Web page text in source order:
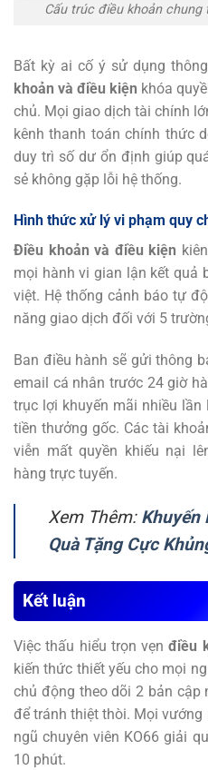
Cấu trúc điều khoản
Bất kỳ ai cố ý sử dụng
khoản và điều kiện khóa
chủ. Mọi giao dịch tài chính
kênh thanh toán chính thức
duy trì số dư ổn định giúp
sẻ không gặp lỗi hệ thống.
Hình thức xử lý vi phạm quy
Điều khoản và điều kiện
mọi hành vi gian lận kết quả
việt. Hệ thống cảnh báo tự
năng giao dịch đối với 5
Ban điều hành sẽ gửi thông
email cá nhân trước 24 giờ
trục lợi khuyến mãi nhiều
tiền thưởng gốc. Các tài
viễn mất quyền khiếu nại
hàng trực tuyến.
Xem Thêm: Khuyến
Quà Tặng Cực
Kết luận
Việc thấu hiểu trọn vẹn điều
kiến thức thiết yếu cho mọi
chủ động theo dõi 2 bản
để tránh thiệt thòi. Mọi
ngũ chuyên viên KO66 giải
10 phút.